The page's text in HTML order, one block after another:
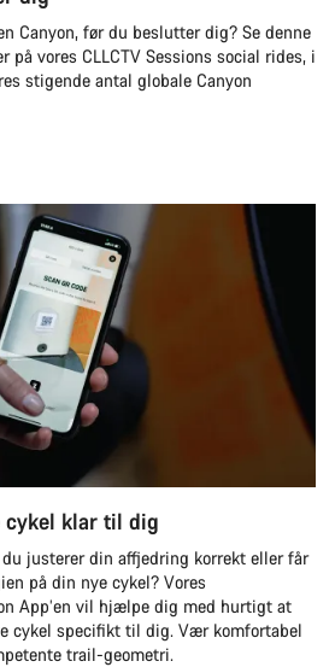
Canyon, før du beslutter dig? Se denne
på vores CLLCTV Sessions social rides, i
stigende antal globale Canyon
cykel klar til dig
justerer din affjedring korrekt eller får
på din nye cykel? Vores
App’en vil hjælpe dig med hurtigt at
cykel specifikt til dig. Vær komfortabel
trail-geometri.